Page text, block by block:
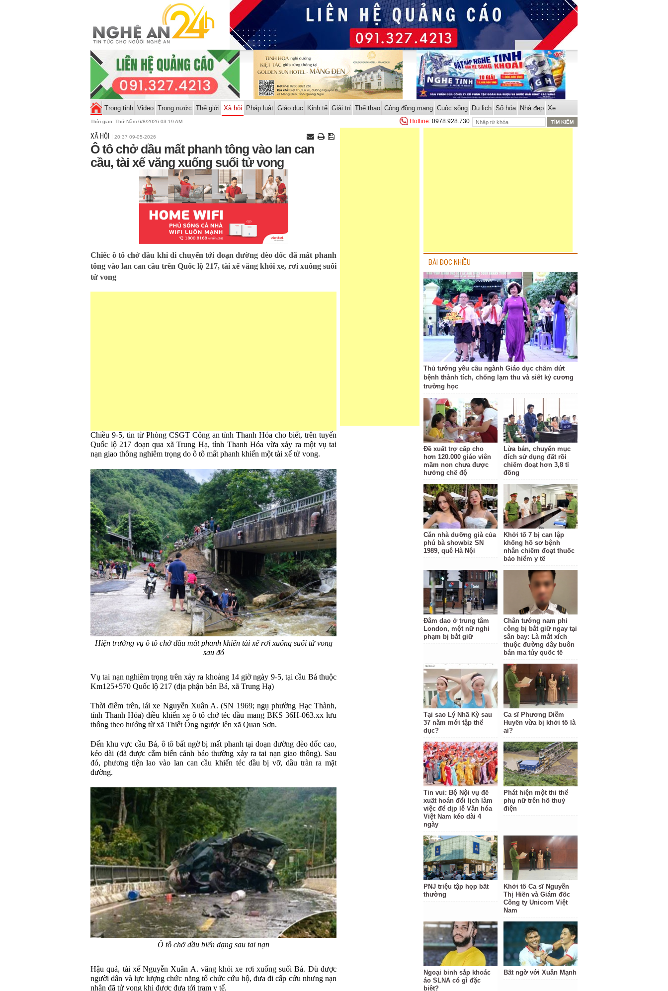
Trong tỉnh Video Trong nước Thế giới Xã hội Pháp luật Giáo dục Kinh tế Giải trí Thể thao Cộng đồng mạng Cuộc sống Du lịch Số hóa Nhà đẹp Xe
Thời gian: Thứ Năm 6/8/2026 03:19 AM Hotline: 0978.928.730
XÃ HỘI 20:37 09-05-2026
Ô tô chở dầu mất phanh tông vào lan can
cầu, tài xế văng xuống suối tử vong
Chiếc ô tô chở dầu khi di chuyển tới đoạn đường đèo dốc đã mất phanh
tông vào lan can cầu trên Quốc lộ 217, tài xế văng khỏi xe, rơi xuống suối
tử vong
Chiều 9-5, tin từ Phòng CSGT Công an tỉnh Thanh Hóa cho biết, trên tuyến
Quốc lộ 217 đoạn qua xã Trung Hạ, tỉnh Thanh Hóa vừa xảy ra một vụ tai
nạn giao thông nghiêm trọng do ô tô mất phanh khiến một tài xế tử vong.
Hiện trường vụ ô tô chở dầu mất phanh khiến tài xế rơi xuống suối tử vong
sau đó
Vụ tai nạn nghiêm trọng trên xảy ra khoảng 14 giờ ngày 9-5, tại cầu Bá thuộc
Km125+570 Quốc lộ 217 (địa phận bản Bá, xã Trung Hạ)
Thời điểm trên, lái xe Nguyễn Xuân A. (SN 1969; ngụ phường Hạc Thành,
tỉnh Thanh Hóa) điều khiển xe ô tô chở téc dầu mang BKS 36H-063.xx lưu
thông theo hướng từ xã Thiết Ống ngược lên xã Quan Sơn.
Đến khu vực cầu Bá, ô tô bất ngờ bị mất phanh tại đoạn đường đèo dốc cao,
kéo dài (đã được cắm biển cảnh báo thường xảy ra tai nạn giao thông). Sau
đó, phương tiện lao vào lan can cầu khiến téc dầu bị vỡ, dầu tràn ra mặt
đường.
Ô tô chở dầu biến dạng sau tai nạn
Hậu quả, tài xế Nguyễn Xuân A. văng khỏi xe rơi xuống suối Bá. Dù được
người dân và lực lượng chức năng tổ chức cứu hộ, đưa đi cấp cứu nhưng nạn
nhân đã tử vong khi được đưa tới trạm y tế.
BÀI ĐỌC NHIỀU
Thủ tướng yêu cầu ngành Giáo dục chấm dứt
bệnh thành tích, chống lạm thu và siết kỷ cương
trường học
Đề xuất trợ cấp cho
hơn 120.000 giáo viên
mầm non chưa được
hưởng chế độ
Lừa bán, chuyển mục
đích sử dụng đất rồi
chiếm đoạt hơn 3,8 tỉ
đồng
Căn nhà dưỡng già của
phú bà showbiz SN
1989, quê Hà Nội
Khởi tố 7 bị can lập
khống hồ sơ bệnh
nhân chiếm đoạt thuốc
bảo hiểm y tế
Đâm dao ở trung tâm
London, một nữ nghi
phạm bị bắt giữ
Chân tướng nam phi
công bị bắt giữ ngay tại
sân bay: Là mắt xích
thuộc đường dây buôn
bán ma túy quốc tế
Tại sao Lý Nhã Kỳ sau
37 năm mới tập thể
dục?
Ca sĩ Phương Diễm
Huyền vừa bị khởi tố là
ai?
Tin vui: Bộ Nội vụ đề
xuất hoán đổi lịch làm
việc để dịp lễ Văn hóa
Việt Nam kéo dài 4
ngày
Phát hiện một thi thể
phụ nữ trên hồ thuỷ
điện
PNJ triệu tập họp bất
thường
Khởi tố Ca sĩ Nguyễn
Thị Hiền và Giám đốc
Công ty Unicorn Việt
Nam
Ngoại binh sắp khoác
áo SLNA có gì đặc
biệt?
Bất ngờ với Xuân Mạnh